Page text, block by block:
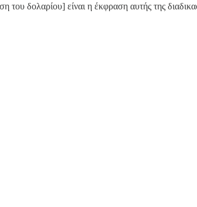
δολαρίου] είναι η έκφραση αυτής της